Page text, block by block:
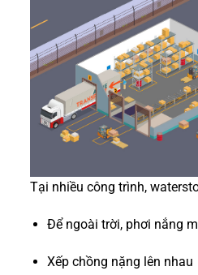
Tại nhiều công trình,
Để ngoài trời, phơi nắng
Xếp chồng nặng lên nhau